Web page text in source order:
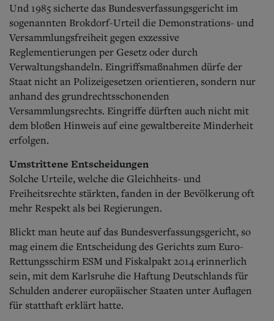
Und 1985 sicherte das Bundesverfassungsgericht im
sogenannten Brokdorf-Urteil die Demonstrations- und
Versammlungsfreiheit gegen exzessive
Reglementierungen per Gesetz oder durch
Verwaltungshandeln. Eingriffsmaßnahmen dürfe der
Staat nicht an Polizeigesetzen orientieren, sondern nur
anhand des grundrechtsschonenden
Versammlungsrechts. Eingriffe dürften auch nicht mit
dem bloßen Hinweis auf eine gewaltbereite Minderheit
erfolgen.
Umstrittene Entscheidungen
Solche Urteile, welche die Gleichheits- und
Freiheitsrechte stärkten, fanden in der Bevölkerung oft
mehr Respekt als bei Regierungen.
Blickt man heute auf das Bundesverfassungsgericht, so
mag einem die Entscheidung des Gerichts zum Euro-
Rettungsschirm ESM und Fiskalpakt 2014 erinnerlich
sein, mit dem Karlsruhe die Haftung Deutschlands für
Schulden anderer europäischer Staaten unter Auflagen
für statthaft erklärt hatte.